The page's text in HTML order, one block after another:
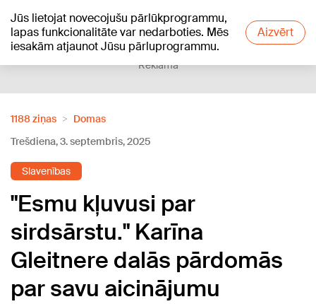
Jūs lietojat novecojušu pārlūkprogrammu,
lapas funkcionalitāte var nedarboties. Mēs
iesakām atjaunot Jūsu pārluprogrammu.
Aizvērt
+21°C
Reklāma
1188 ziņas
Domas
Trešdiena, 3. septembris, 2025
Slavenības
"Esmu kļuvusi par
sirdsārstu." Karīna
Gleitnere dalās pārdomās
par savu aicinājumu